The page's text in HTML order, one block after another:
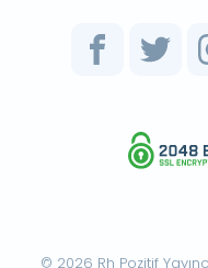
© 2026 Rh Pozitif